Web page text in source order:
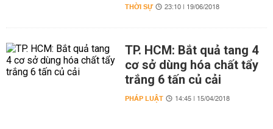
THỜI SỰ 23:10 | 19/06/2018
TP. HCM: Bắt quả tang 4
cơ sở dùng hóa chất tẩy
trắng 6 tấn củ cải
PHÁP LUẬT 14:45 | 15/04/2018